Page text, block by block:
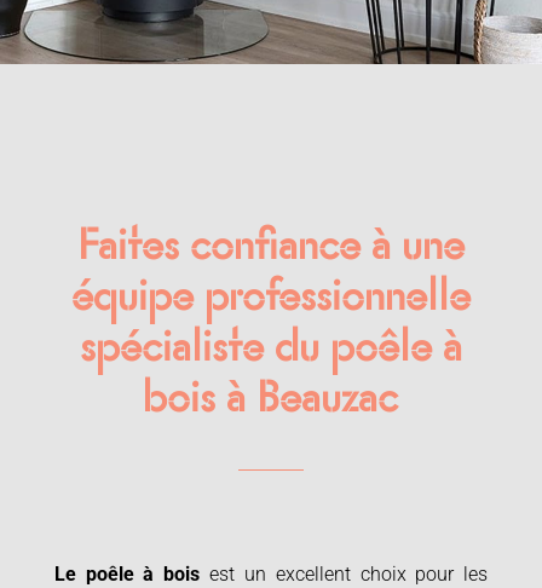
Faites confiance à une
équipe professionnelle
spécialiste du poêle à
bois à Beauzac
Le poêle à bois est un excellent choix pour les